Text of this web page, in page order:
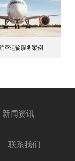
空运输服务案例
新闻资讯
联系我们